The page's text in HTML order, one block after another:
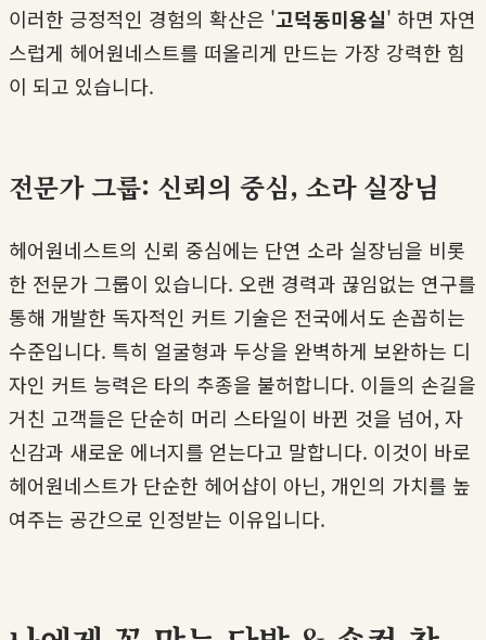
이러한 긍정적인 경험의 확산은 '고덕동미용실' 하면 자연
스럽게 헤어원네스트를 떠올리게 만드는 가장 강력한 힘
이 되고 있습니다.
전문가 그룹: 신뢰의 중심, 소라 실장님
헤어원네스트의 신뢰 중심에는 단연 소라 실장님을 비롯
한 전문가 그룹이 있습니다. 오랜 경력과 끊임없는 연구를
통해 개발한 독자적인 커트 기술은 전국에서도 손꼽히는
수준입니다. 특히 얼굴형과 두상을 완벽하게 보완하는 디
자인 커트 능력은 타의 추종을 불허합니다. 이들의 손길을
거친 고객들은 단순히 머리 스타일이 바뀐 것을 넘어, 자
신감과 새로운 에너지를 얻는다고 말합니다. 이것이 바로
헤어원네스트가 단순한 헤어샵이 아닌, 개인의 가치를 높
여주는 공간으로 인정받는 이유입니다.